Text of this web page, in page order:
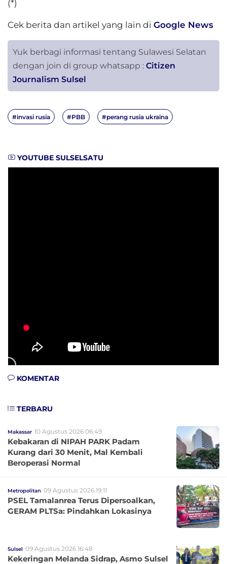
(*)
Cek berita dan artikel yang lain di Google News
Yuk berbagi informasi tentang Sulawesi Selatan
dengan join di group whatsapp : Citizen
Journalism Sulsel
#invasi rusia #PBB #perang rusia ukraina
YOUTUBE SULSELSATU
KOMENTAR
TERBARU
Makassar 10 Agustus 2026 06:49
Kebakaran di NIPAH PARK Padam
Kurang dari 30 Menit, Mal Kembali
Beroperasi Normal
Metropolitan 09 Agustus 2026 19:11
PSEL Tamalanrea Terus Dipersoalkan,
GERAM PLTSa: Pindahkan Lokasinya
Sulsel 09 Agustus 2026 16:48
Kekeringan Melanda Sidrap, Asmo Sulsel